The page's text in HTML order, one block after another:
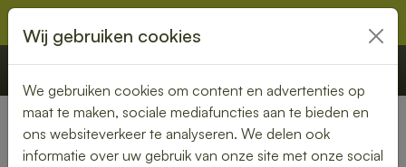
€ 0,00 Offerte Bestellen
Nederland» Bocholtz
Wij gebruiken cookies
We gebruiken cookies om content en advertenties op
maat te maken, sociale mediafuncties aan te bieden en
ons websiteverkeer te analyseren. We delen ook
informatie over uw gebruik van onze site met onze social